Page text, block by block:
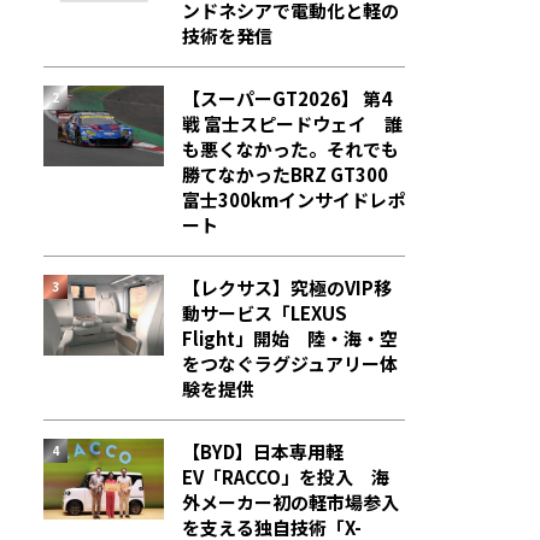
ンドネシアで電動化と軽の
技術を発信
【スーパーGT2026】 第4
戦 富士スピードウェイ 誰
も悪くなかった。それでも
勝てなかった――BRZ GT300
富士300kmインサイドレポ
ート
【レクサス】究極のVIP移
動サービス「LEXUS
Flight」開始 陸・海・空
をつなぐラグジュアリー体
験を提供
【BYD】日本専用軽
EV「RACCO」を投入 海
外メーカー初の軽市場参入
を支える独自技術「X-